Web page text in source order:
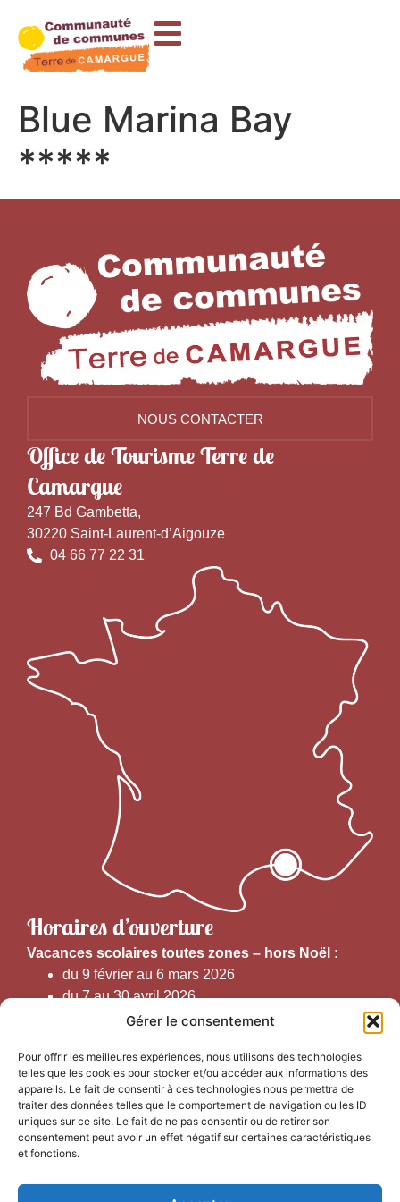
Gérer le consentement
Pour offrir les meilleures expériences, nous utilisons des technologies
telles que les cookies pour stocker et/ou accéder aux informations des
appareils. Le fait de consentir à ces technologies nous permettra de
traiter des données telles que le comportement de navigation ou les ID
uniques sur ce site. Le fait de ne pas consentir ou de retirer son
consentement peut avoir un effet négatif sur certaines caractéristiques
et fonctions.
principal
Blue Marina Bay
*****
NOUS CONTACTER
Office de Tourisme Terre de
Camargue
247 Bd Gambetta,
30220 Saint-Laurent-d’Aigouze
04 66 77 22 31
Horaires d’ouverture
Vacances scolaires toutes zones – hors Noël :
du 9 février au 6 mars 2026
du 7 au 30 avril 2026
du 1er juin au 30 septembre 2026
Horaires d’ouverture au public :
Du 1er septembre au 30 juin 2026 (hors juillet et août)
du lundi au vendredi de 9h50 à 12h30 et de